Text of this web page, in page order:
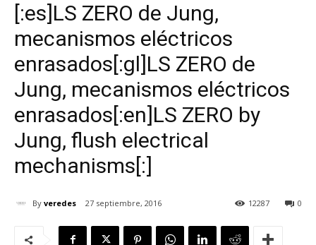
[:es]LS ZERO de Jung,
mecanismos eléctricos
enrasados[:gl]LS ZERO de
Jung, mecanismos eléctricos
enrasados[:en]LS ZERO by
Jung, flush electrical
mechanisms[:]
By veredes 27 septiembre, 2016 0
12287